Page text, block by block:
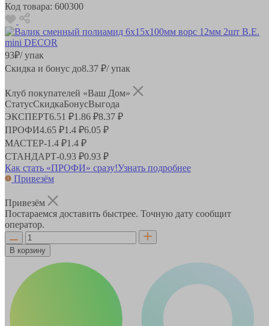
Код товара: 600300
93₽/ упак
Скидка и бонус до8.37 ₽/ упак
Клуб покупателей «Ваш Дом»
СтатусСкидкаБонусВыгода
ЭКСПЕРТ6.51 ₽1.86 ₽8.37 ₽
ПРОФИ4.65 ₽1.4 ₽6.05 ₽
МАСТЕР-1.4 ₽1.4 ₽
СТАНДАРТ-0.93 ₽0.93 ₽
Как стать «ПРОФИ» сразу!Узнать подробнее
Привезём
Привезём
Постараемся доставить быстрее. Точную дату сообщит
оператор.
В корзину